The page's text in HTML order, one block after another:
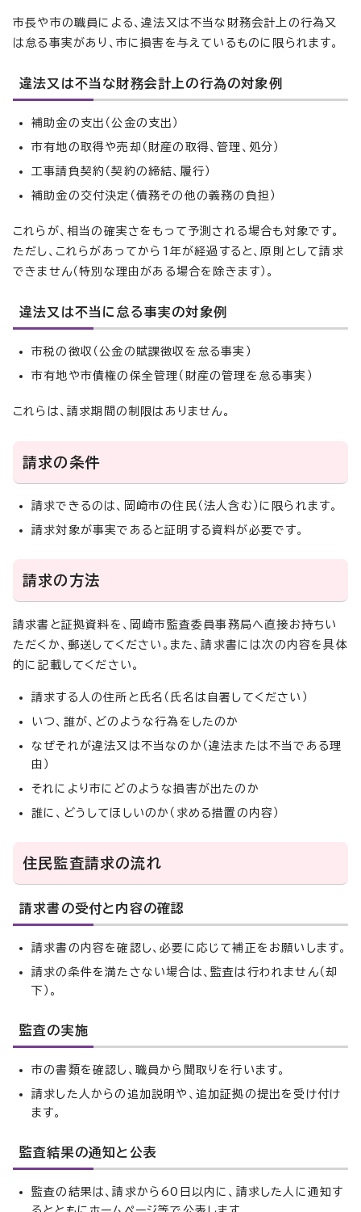
市長や市の職員による、違法又は不当な財務会計上の行為又
は怠る事実があり、市に損害を与えているものに限られます。
違法又は不当な財務会計上の行為の対象例
補助金の支出（公金の支出）
市有地の取得や売却（財産の取得、管理、処分）
工事請負契約（契約の締結、履行）
補助金の交付決定（債務その他の義務の負担）
これらが、相当の確実さをもって予測される場合も対象です。
ただし、これらがあってから1年が経過すると、原則として請求
できません（特別な理由がある場合を除きます）。
違法又は不当に怠る事実の対象例
市税の徴収（公金の賦課徴収を怠る事実）
市有地や市債権の保全管理（財産の管理を怠る事実）
これらは、請求期間の制限はありません。
請求の条件
請求できるのは、岡崎市の住民（法人含む）に限られます。
請求対象が事実であると証明する資料が必要です。
請求の方法
請求書と証拠資料を、岡崎市監査委員事務局へ直接お持ちい
ただくか、郵送してください。また、請求書には次の内容を具体
的に記載してください。
請求する人の住所と氏名（氏名は自署してください）
いつ、誰が、どのような行為をしたのか
なぜそれが違法又は不当なのか（違法または不当である理
由）
それにより市にどのような損害が出たのか
誰に、どうしてほしいのか（求める措置の内容）
住民監査請求の流れ
請求書の受付と内容の確認
請求書の内容を確認し、必要に応じて補正をお願いします。
請求の条件を満たさない場合は、監査は行われません（却
下）。
監査の実施
市の書類を確認し、職員から聞取りを行います。
請求した人からの追加説明や、追加証拠の提出を受け付け
ます。
監査結果の通知と公表
監査の結果は、請求から60日以内に、請求した人に通知す